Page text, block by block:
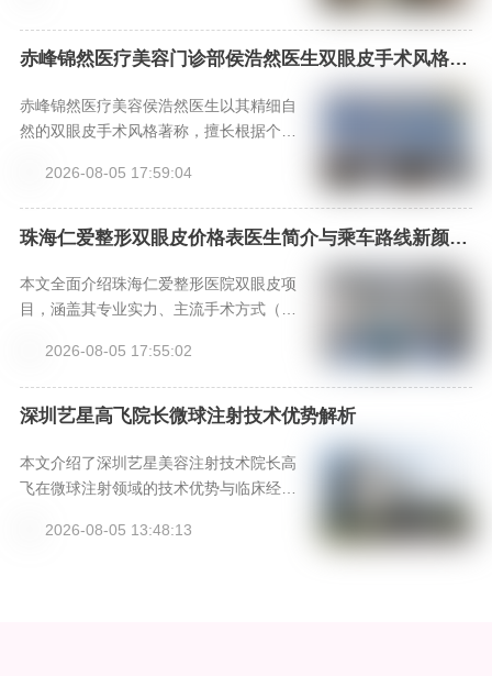
选。本文将带您全方位了解这家机构，从
其核心的“名医天团”与专利技术，到斥资引
真实分享的“变美体验”，深入剖析其为何能
成为中原医美标杆。文章末尾还附有便捷
丽之旅。
赤峰锦然医疗美容门诊部侯浩然医生双眼皮手术风格优
赤峰锦然医疗美容侯浩然医生以其精细自
然的双眼皮手术风格著称，擅长根据个人
且具有“妈生感”。选择正规的赤峰锦然门诊
部，通过新颜智尚小程序可便捷预约面
诊，获取专业方案与价格参考。
2026-08-05 17:59:04
珠海仁爱整形双眼皮价格表医生简介与乘车路线新颜智
本文全面介绍珠海仁爱整形医院双眼皮项
目，涵盖其专业实力、主流手术方式（埋
队、详细价格参考表以及术后恢复指南与
乘车路线，为求美者提供客观的决策参
考。
2026-08-05 17:55:02
深圳艺星高飞院长微球注射技术优势解析
本文介绍了深圳艺星美容注射技术院长高
飞在微球注射领域的技术优势与临床经
系强调骨肉平衡与动态自然感。文章深入
2026-08-05 13:48:13